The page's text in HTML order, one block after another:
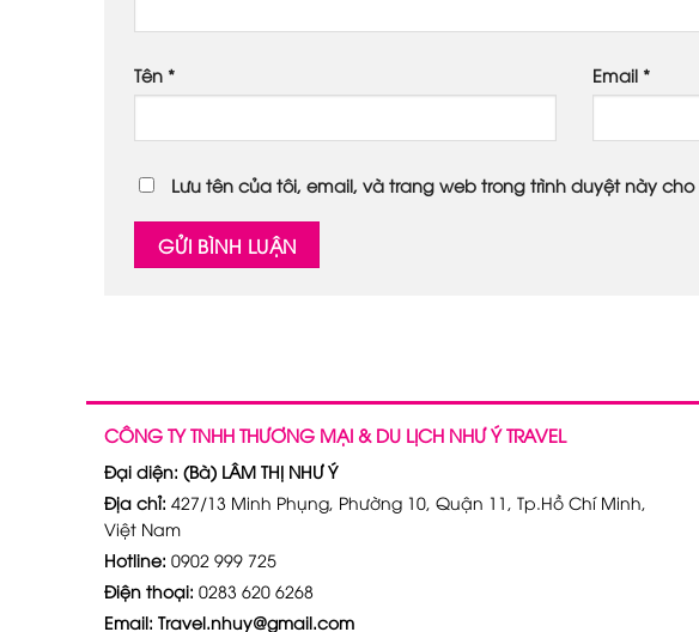
Tên * Email *
Lưu tên của tôi, email, và trang web trong trình duyệt này
CÔNG TY TNHH THƯƠNG MẠI & DU LỊCH NHƯ Ý TRAVEL
Đại diện: (Bà) LÂM THỊ NHƯ Ý
Địa chỉ: 427/13 Minh Phụng, Phường 10, Quận 11, Tp.Hồ Chí Minh,
Việt Nam
Hotline: 0902 999 725
Điện thoại: 0283 620 6268
Email: Travel.nhuy@gmail.com